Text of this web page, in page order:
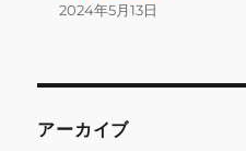
2024年5月13日
アーカイブ